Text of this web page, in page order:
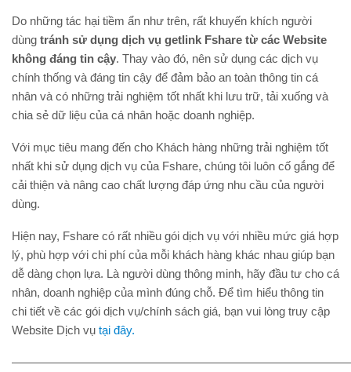
Do những tác hại tiềm ẩn như trên, rất khuyến khích người
dùng tránh sử dụng dịch vụ getlink Fshare từ các Website
không đáng tin cậy. Thay vào đó, nên sử dụng các dịch vụ
chính thống và đáng tin cậy để đảm bảo an toàn thông tin cá
nhân và có những trải nghiệm tốt nhất khi lưu trữ, tải xuống và
chia sẻ dữ liệu của cá nhân hoặc doanh nghiệp.
Với mục tiêu mang đến cho Khách hàng những trải nghiệm tốt
nhất khi sử dụng dịch vụ của Fshare, chúng tôi luôn cố gắng để
cải thiện và nâng cao chất lượng đáp ứng nhu cầu của người
dùng.
Hiện nay, Fshare có rất nhiều gói dịch vụ với nhiều mức giá hợp
lý, phù hợp với chi phí của mỗi khách hàng khác nhau giúp bạn
dễ dàng chọn lựa. Là người dùng thông minh, hãy đầu tư cho cá
nhân, doanh nghiệp của mình đúng chỗ. Để tìm hiểu thông tin
chi tiết về các gói dịch vụ/chính sách giá, bạn vui lòng truy cập
Website Dịch vụ tại đây.